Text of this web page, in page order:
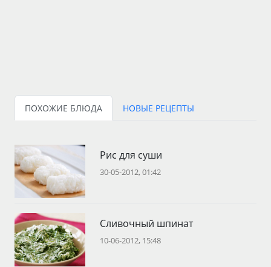
ПОХОЖИЕ БЛЮДА НОВЫЕ РЕЦЕПТЫ
Рис для суши
30-05-2012, 01:42
Сливочный шпинат
10-06-2012, 15:48